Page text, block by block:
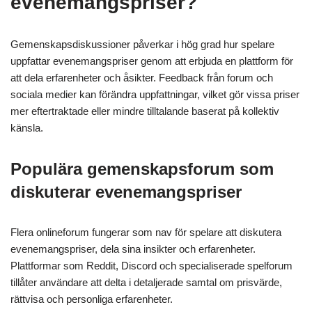
Gemenskapsdiskussioner påverkar i hög grad hur spelare
uppfattar evenemangspriser genom att erbjuda en plattform för
att dela erfarenheter och åsikter. Feedback från forum och
sociala medier kan förändra uppfattningar, vilket gör vissa priser
mer eftertraktade eller mindre tilltalande baserat på kollektiv
känsla.
Populära gemenskapsforum som
diskuterar evenemangspriser
Flera onlineforum fungerar som nav för spelare att diskutera
evenemangspriser, dela sina insikter och erfarenheter.
Plattformar som Reddit, Discord och specialiserade spelforum
tillåter användare att delta i detaljerade samtal om prisvärde,
rättvisa och personliga erfarenheter.